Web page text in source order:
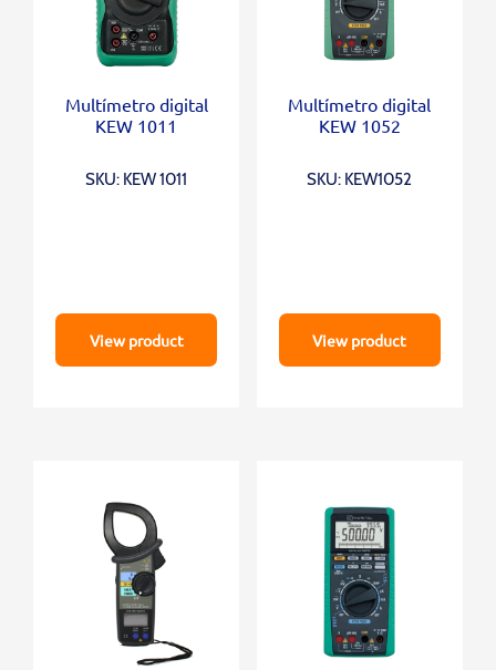
Multímetro digital
KEW 1011
SKU: KEW 1011
View product
Multímetro digital
KEW 1052
SKU: KEW1052
View product